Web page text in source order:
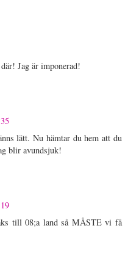
Jag är imponerad!
lätt. Nu hämtar du hem att du
blir avundsjuk!
till 08;a land så MÅSTE vi få